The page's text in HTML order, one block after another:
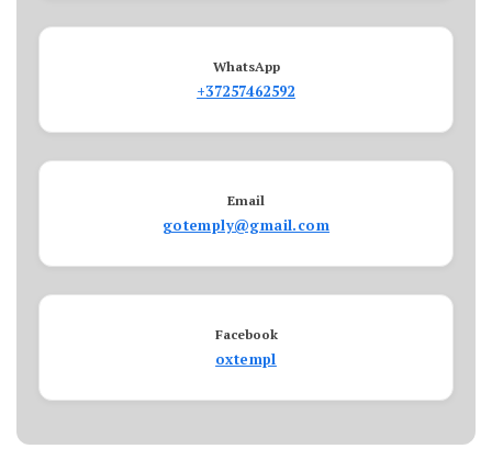
WhatsApp
+37257462592
Email
gotemply@gmail.com
Facebook
oxtempl